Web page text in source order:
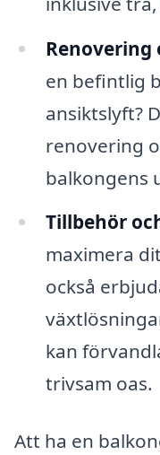
Renovering
en befintlig
ansiktslyft?
renovering
balkongens
Tillbehör
maximera
också
kan
trivsam oas.
Att ha en